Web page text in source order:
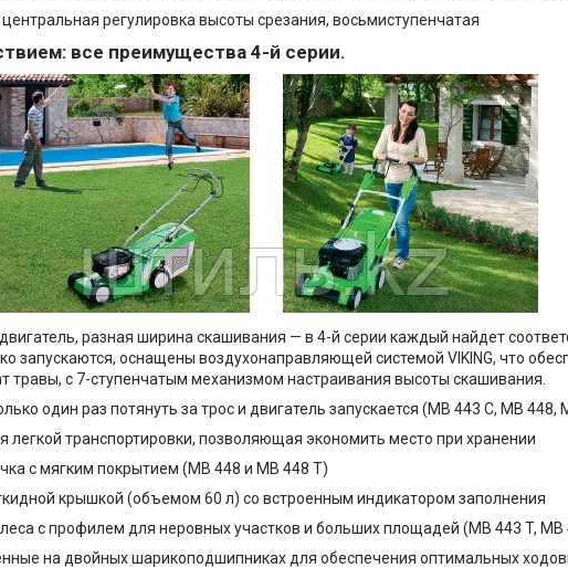
регулировка высоты срезания, восьмиступенчатая
все преимущества 4-й серии.
разная ширина скашивания — в 4-й серии каждый найдет
запускаются, оснащены воздухонаправляющей системой VIKING, что
травы, с 7-ступенчатым механизмом настраивания высоты скашивания.
один раз потянуть за трос и двигатель запускается (MB 443 C, MB 448,
транспортировки, позволяющая экономить место при хранении
с мягким покрытием (MB 448 и MB 448 T)
крышкой (объемом 60 л) со встроенным индикатором заполнения
с профилем для неровных участков и больших площадей (MB 443 T, MB
на двойных шарикоподшипниках для обеспечения оптимальных